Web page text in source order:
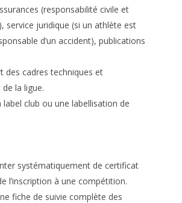
(responsabilité civile et
service juridique (si un athlète est
d’un accident), publications
des cadres techniques et
la ligue.
label club ou une labellisation de
systématiquement de certificat
l’inscription à une compétition.
fiche de suivie complète des